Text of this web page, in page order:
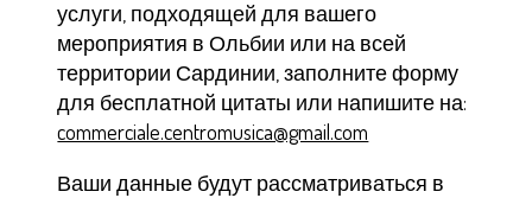
услуги, подходящей для вашего
мероприятия в Ольбии или на всей
территории Сардинии, заполните форму
для бесплатной цитаты или напишите на:
commerciale.centromusica@gmail.com
Ваши данные будут рассматриваться в